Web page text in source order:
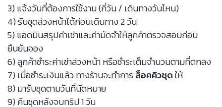
3) แจ้งวันที่ต้องการใช้งาน (กี่วัน / เดินทางวันไหน)
4) รับชุดล่วงหน้าได้ก่อนเดินทาง 2 วัน
5) แอดมินสรุปค่าเช่าและค่ามัดจำให้ลูกค้าตรวจสอบก่อน
ยืนยันจอง
6) ลูกค้าชำระค่าเช่าล่วงหน้า หรือชำระเต็มจำนวนตามที่ตกลง
7) เมื่อชำระเงินแล้ว ทางร้านจะทำการล็อคคิวชุดให้
8) มารับชุดตามวันที่นัดหมาย
9) คืนชุดหลังจบทริป 1 วัน